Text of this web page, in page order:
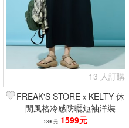
13 人訂購
FREAK'S STOREｘKELTY 休
閒風格冷感防曬短袖洋裝
2390元 1599元